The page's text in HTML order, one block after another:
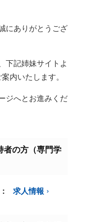
にありがとうござ
下記姉妹サイトよ
内いたします。
ジへとお進みくだ
者の方（専門学
求人情報